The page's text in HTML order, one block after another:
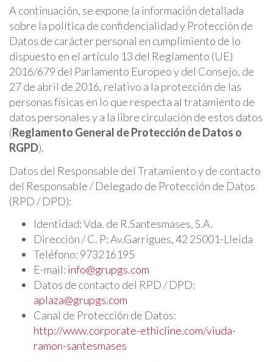
A continuación, se expone la información detallada
sobre la política de confidencialidad y Protección de
Datos de carácter personal en cumplimiento de lo
dispuesto en el artículo 13 del Reglamento (UE)
2016/679 del Parlamento Europeo y del Consejo, de
27 de abril de 2016, relativo a la protección de las
personas físicas en lo que respecta al tratamiento de
datos personales y a la libre circulación de estos datos
(Reglamento General de Protección de Datos o
RGPD).
Datos del Responsable del Tratamiento y de contacto
del Responsable / Delegado de Protección de Datos
(RPD / DPD):
Identidad: Vda. de R.Santesmases, S.A.
Dirección / C. P: Av.Garrigues, 42 25001-Lleida
Teléfono: 973216195
E-mail: info@grupgs.com
Datos de contacto del RPD / DPD:
aplaza@grupgs.com
Canal de Protección de Datos:
http://www.corporate-ethicline.com/viuda-
ramon-santesmases